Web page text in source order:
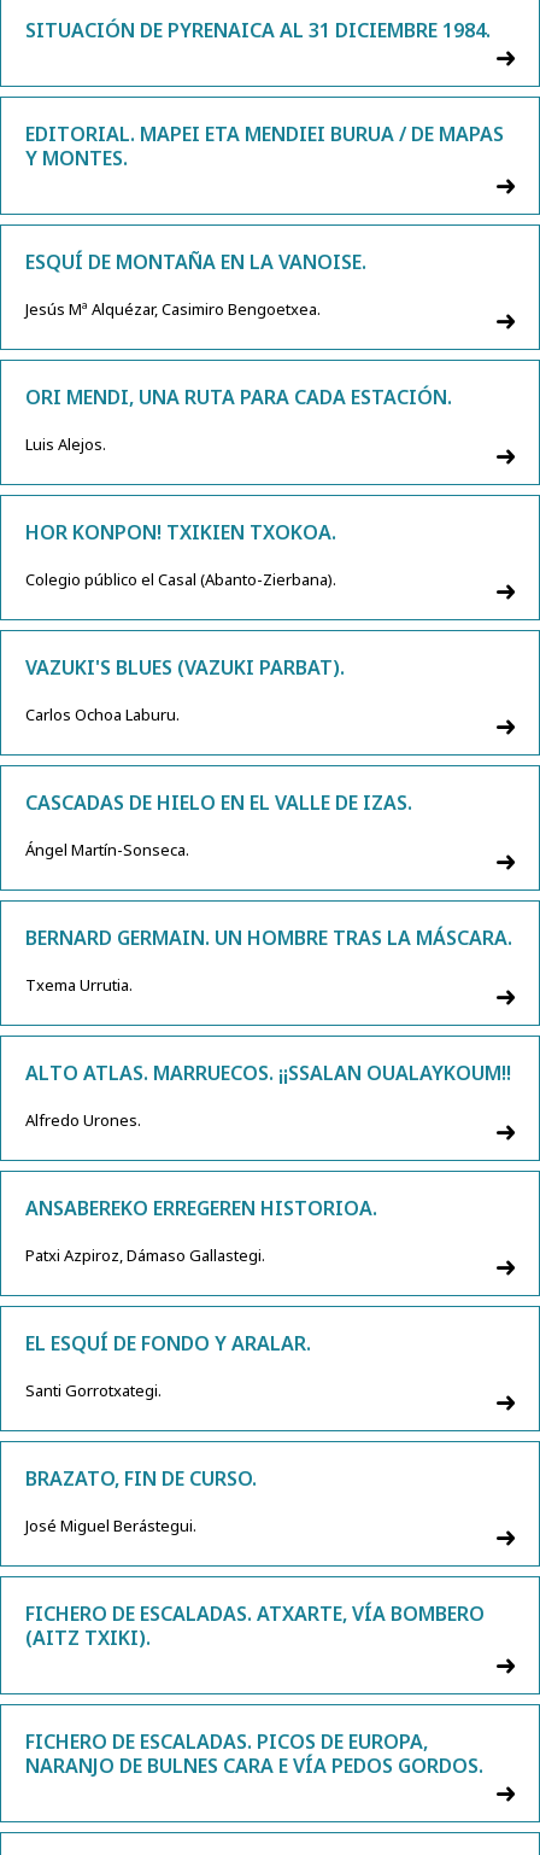
SITUACIÓN DE PYRENAICA AL 31 DICIEMBRE 1984.
EDITORIAL. MAPEI ETA MENDIEI BURUA / DE MAPAS
Y MONTES.
ESQUÍ DE MONTAÑA EN LA VANOISE.
Jesús Mª Alquézar, Casimiro Bengoetxea.
ORI MENDI, UNA RUTA PARA CADA ESTACIÓN.
Luis Alejos.
HOR KONPON! TXIKIEN TXOKOA.
Colegio público el Casal (Abanto-Zierbana).
VAZUKI'S BLUES (VAZUKI PARBAT).
Carlos Ochoa Laburu.
CASCADAS DE HIELO EN EL VALLE DE IZAS.
Ángel Martín-Sonseca.
BERNARD GERMAIN. UN HOMBRE TRAS LA MÁSCARA.
Txema Urrutia.
ALTO ATLAS. MARRUECOS. ¡¡SSALAN OUALAYKOUM!!
Alfredo Urones.
ANSABEREKO ERREGEREN HISTORIOA.
Patxi Azpiroz, Dámaso Gallastegi.
EL ESQUÍ DE FONDO Y ARALAR.
Santi Gorrotxategi.
BRAZATO, FIN DE CURSO.
José Miguel Berástegui.
FICHERO DE ESCALADAS. ATXARTE, VÍA BOMBERO
(AITZ TXIKI).
FICHERO DE ESCALADAS. PICOS DE EUROPA,
NARANJO DE BULNES CARA E VÍA PEDOS GORDOS.